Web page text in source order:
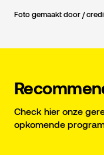
Foto gemaakt door /
Check hier onze
opkomende